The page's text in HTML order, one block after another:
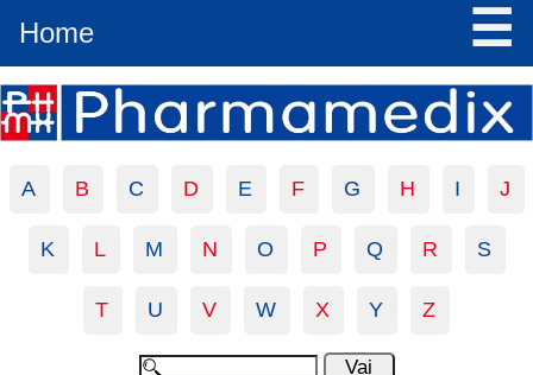
Home ☰
A B C D E F G H I J
K L M N O P Q R S
T U V W X Y Z